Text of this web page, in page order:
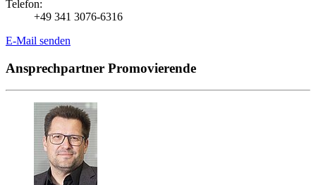
Telefon:
+49 341 3076-6316
E-Mail senden
Ansprechpartner Promovierende